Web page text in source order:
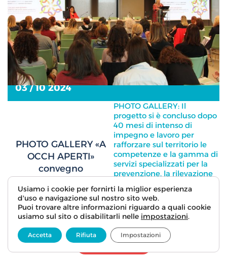
PHOTO GALLERY «A
OCCH APERTI»
convegno
progetto DREAM
PHOTO GALLERY: Il
progetto si è concluso dopo
40 mesi di intenso di
impegno e lavoro per
rafforzare sul territorio le
competenze e la gamma di
servizi specializzati per la
prevenzione, la rilevazione
presa in carico di minorenni
vittime di maltrattamento e
abuso e di sostegno alla
genitorialità degli adulti
protettivi.
03 / 10 2024
LEGGI TUTTO
Usiamo i cookie per fornirti la miglior esperienza
d'uso e navigazione sul nostro sito web.
Puoi trovare altre informazioni riguardo a quali cookie
usiamo sul sito o disabilitarli nelle impostazioni.
Accetta Rifiuta Impostazioni